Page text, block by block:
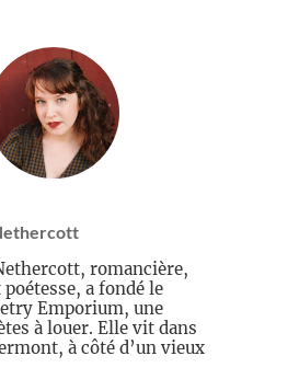
romancière,
a fondé le
Emporium, une
à louer. Elle vit dans
à côté d’un vieux